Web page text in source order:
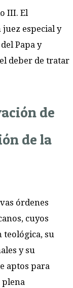
III. El
especial y
Papa y
deber de tratar
de
de la
órdenes
cuyos
su
y su
aptos para
plena